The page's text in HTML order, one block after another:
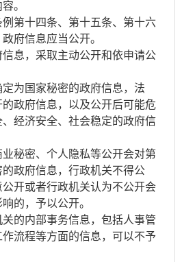
。
第十四条、第十五条、第十六
府信息应当公开。
，采取主动公开和依申请公
为国家秘密的政府信息，法
政府信息，以及公开后可能危
经济安全、社会稳定的政府信
秘密、个人隐私等公开会对第
政府信息，行政机关不得公
开或者行政机关认为不公开会
的，予以公开。
的内部事务信息，包括人事管
流程等方面的信息，可以不予